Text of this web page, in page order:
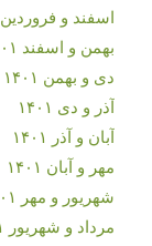
اسفند و فروردین ۱۴۰۱
بهمن و اسفند ۱۴۰۱
دی و بهمن ۱۴۰۱
آذر و دی ۱۴۰۱
آبان و آذر ۱۴۰۱
مهر و آبان ۱۴۰۱
شهریور و مهر ۱۴۰۱
مرداد و شهریور ۱۴۰۱